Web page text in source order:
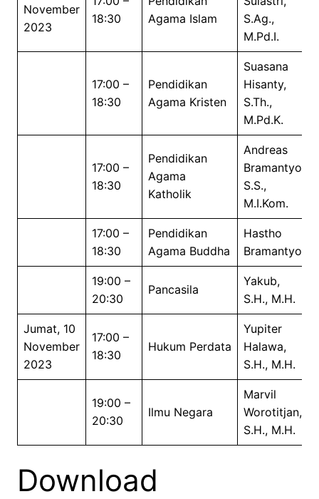
November
2023
18:30
Agama Islam
S.Ag.,
M.Pd.I.
17:00 –
18:30
Pendidikan
Agama Kristen
Suasana
Hisanty,
S.Th.,
M.Pd.K.
17:00 –
18:30
Pendidikan
Agama
Katholik
Andreas
Bramantyo,
S.S.,
M.I.Kom.
17:00 –
18:30
Pendidikan
Agama Buddha
Hastho
Bramantyo
19:00 –
20:30
Pancasila
Yakub,
S.H., M.H.
Jumat, 10
November
2023
17:00 –
18:30
Hukum Perdata
Yupiter
Halawa,
S.H., M.H.
19:00 –
20:30
Ilmu Negara
Marvil
Worotitjan,
S.H., M.H.
Download